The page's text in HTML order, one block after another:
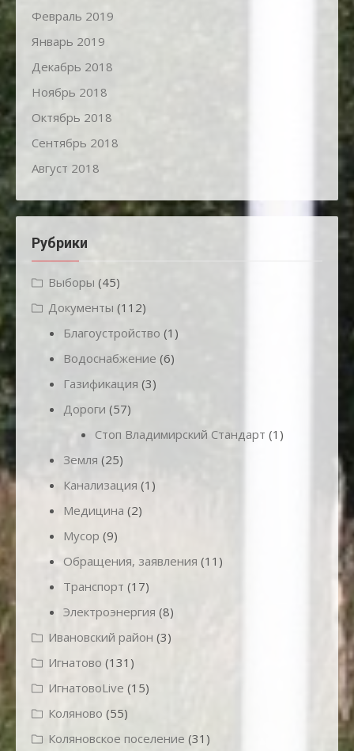
Февраль 2019
Январь 2019
Декабрь 2018
Ноябрь 2018
Октябрь 2018
Сентябрь 2018
Август 2018
Рубрики
Выборы (45)
Документы (112)
Благоустройство (1)
Водоснабжение (6)
Газификация (3)
Дороги (57)
Стоп Владимирский Стандарт (1)
Земля (25)
Канализация (1)
Медицина (2)
Мусор (9)
Обращения, заявления (11)
Транспорт (17)
Электроэнергия (8)
Ивановский район (3)
Игнатово (131)
ИгнатовоLive (15)
Коляново (55)
Коляновское поселение (31)